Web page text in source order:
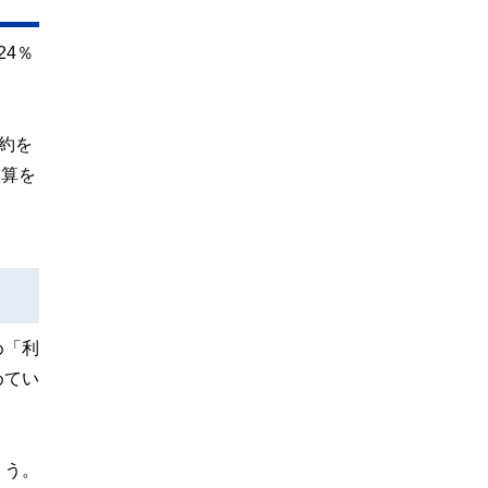
％
を
を
利
てい
。